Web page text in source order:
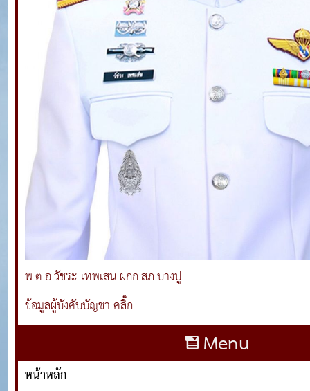
พ.ต.อ.วัชระ เทพเสน ผกก.สภ.บางปู
ข้อมูลผู้บังคับบัญชา คลิ๊ก
Menu
หน้าหลัก